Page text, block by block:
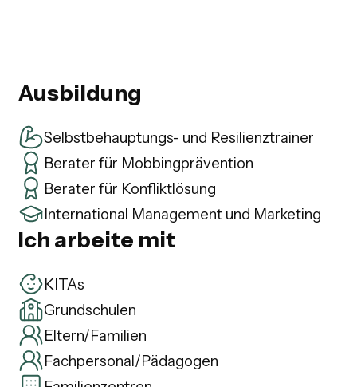
Ausbildung
Selbstbehauptungs- und Resilienztrainer
Berater für Mobbingprävention
Berater für Konfliktlösung
International Management und Marketing
Ich arbeite mit
KITAs
Grundschulen
Eltern/Familien
Fachpersonal/Pädagogen